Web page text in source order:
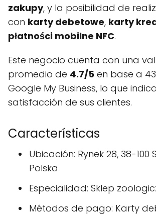
zakupy, y la posibilidad de
con karty debetowe, karty
płatności mobilne NFC.
Este negocio cuenta con una
promedio de 4.7/5 en base a
Google My Business, lo que
satisfacción de sus clientes.
Características
Ubicación: Rynek 28, 38-100
Polska
Especialidad: Sklep
Métodos de pago: Karty